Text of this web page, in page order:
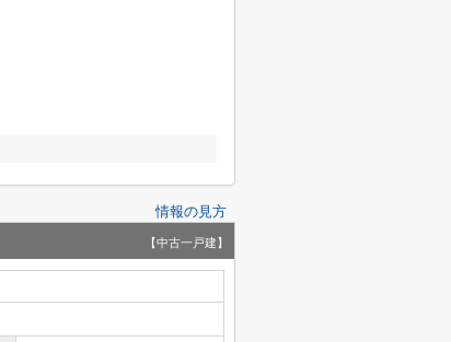
情報の見方
【中古一戸建】